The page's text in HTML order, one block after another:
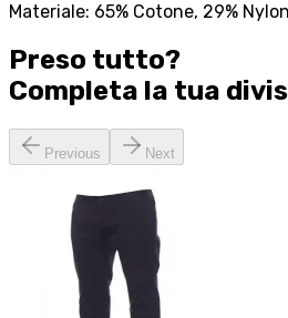
Materiale: 65% Cotone, 29%
Preso tutto?
Completa la tua
Previous Next